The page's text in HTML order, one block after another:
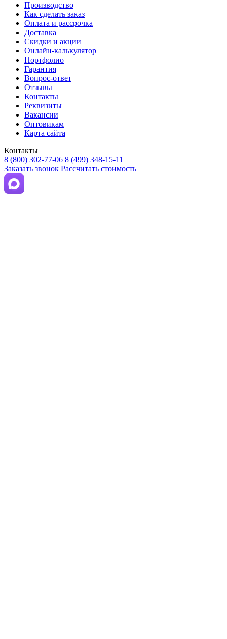
Производство
Как сделать заказ
Оплата и рассрочка
Доставка
Скидки и акции
Онлайн-калькулятор
Портфолио
Гарантия
Вопрос-ответ
Отзывы
Контакты
Реквизиты
Вакансии
Оптовикам
Карта сайта
Контакты
8 (800) 302-77-06 8 (499) 348-15-11
Заказать звонок Рассчитать стоимость